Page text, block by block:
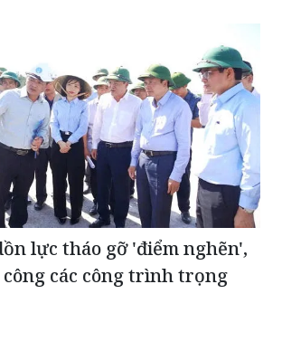
lực tháo gỡ 'điểm nghẽn',
các công trình trọng